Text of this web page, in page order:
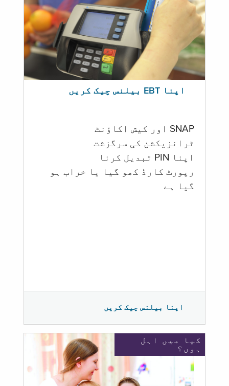
اپنا EBT بیلنس چیک کریں
SNAP اور کیش اکاؤنٹ
ٹرانزیکشن کی سرگزشت
اپنا PIN تبدیل کرنا
رپورٹ کارڈ کھو گیا یا خراب ہو
گيا ہے
اپنا بیلنس چیک کریں
کیا میں اہل
ہوں؟